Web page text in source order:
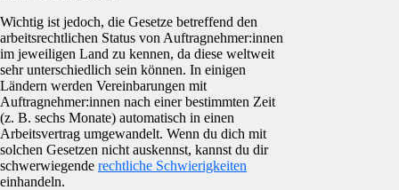
Wichtig ist jedoch, die Gesetze betreffend den
arbeitsrechtlichen Status von Auftragnehmer:innen
im jeweiligen Land zu kennen, da diese weltweit
sehr unterschiedlich sein können. In einigen
Ländern werden Vereinbarungen mit
Auftragnehmer:innen nach einer bestimmten Zeit
(z. B. sechs Monate) automatisch in einen
Arbeitsvertrag umgewandelt. Wenn du dich mit
solchen Gesetzen nicht auskennst, kannst du dir
schwerwiegende rechtliche Schwierigkeiten
einhandeln.